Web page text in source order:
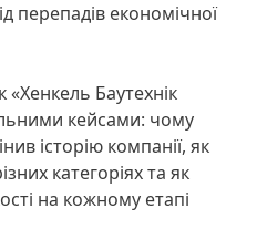
перепадів економічної
«Хенкель Баутехнік
кейсами: чому
історію компанії, як
категоріях та як
на кожному етапі